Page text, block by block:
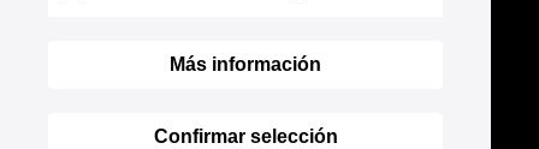
Más información
Confirmar selección